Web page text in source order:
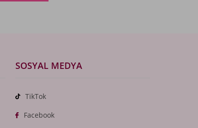
SOSYAL MEDYA
TikTok
Facebook